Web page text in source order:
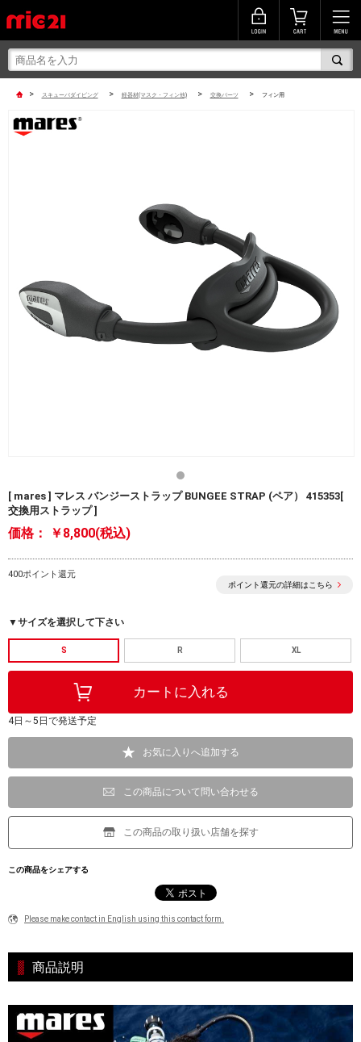
> スキューバダイビング > 軽器材(マスク・フィン他) > 交換パーツ > フィン用
[ mares ] マレス バンジーストラップ BUNGEE STRAP (ペア） 415353[
交換用ストラップ ]
価格： ￥8,800(税込)
400ポイント還元
ポイント還元の詳細はこちら
▼サイズを選択して下さい
S R XL
4日～5日で発送予定
お気に入りへ追加する
この商品について問い合わせる
この商品の取り扱い店舗を探す
この商品をシェアする
Please make contact in English using this contact form.
商品説明